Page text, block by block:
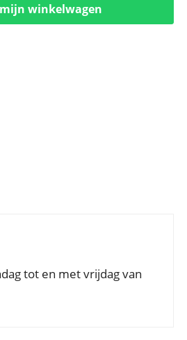
winkelwagen
tot en met vrijdag van